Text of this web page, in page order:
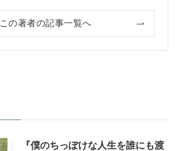
この著者の記事一覧へ
『僕のちっぽけな人生を誰にも渡